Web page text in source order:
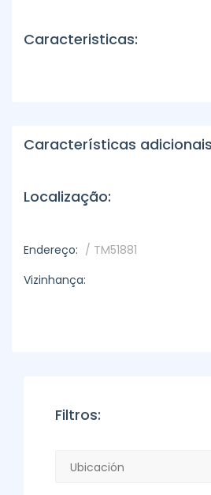
Caracteristicas:
Características
Localização:
Endereço: / TM51881
Vizinhança:
Filtros: